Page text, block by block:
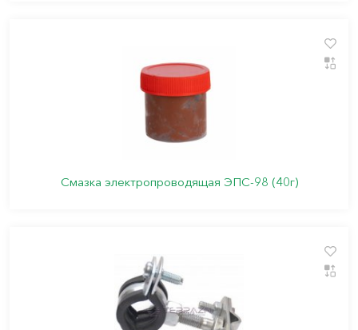
Смазка электропроводящая ЭПС-98 (40г)